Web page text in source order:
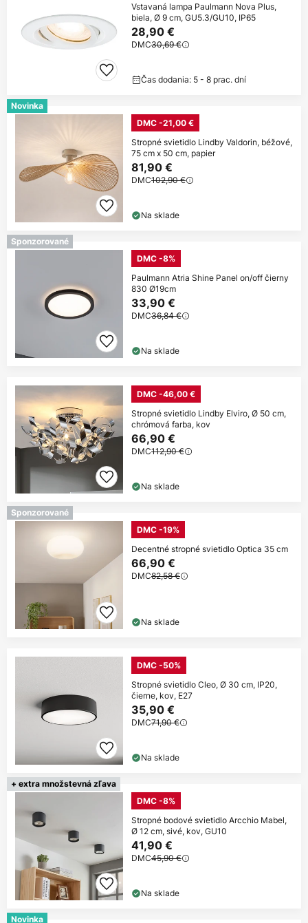
Vstavaná lampa Paulmann Nova Plus,
biela, Ø 9 cm, GU5.3/GU10, IP65
28,90 €
DMC30,69 €
Čas dodania: 5 - 8 prac. dní
Novinka
DMC -21,00 €
Stropné svietidlo Lindby Valdorin, béžové,
75 cm x 50 cm, papier
81,90 €
DMC102,90 €
Na sklade
Sponzorované
DMC -8%
Paulmann Atria Shine Panel on/off čierny
830 Ø19cm
33,90 €
DMC36,84 €
Na sklade
DMC -46,00 €
Stropné svietidlo Lindby Elviro, Ø 50 cm,
chrómová farba, kov
66,90 €
DMC112,90 €
Na sklade
Sponzorované
DMC -19%
Decentné stropné svietidlo Optica 35 cm
66,90 €
DMC82,58 €
Na sklade
DMC -50%
Stropné svietidlo Cleo, Ø 30 cm, IP20,
čierne, kov, E27
35,90 €
DMC71,90 €
Na sklade
+ extra množstevná zľava
DMC -8%
Stropné bodové svietidlo Arcchio Mabel,
Ø 12 cm, sivé, kov, GU10
41,90 €
DMC45,90 €
Na sklade
Novinka